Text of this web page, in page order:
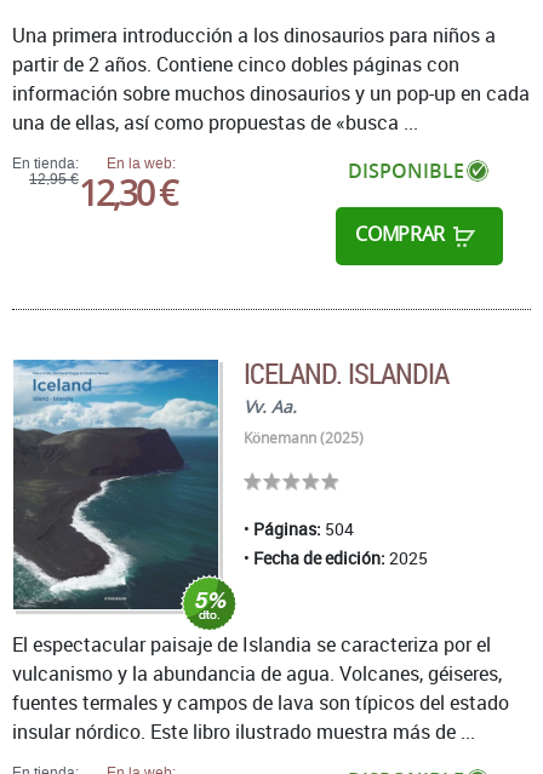
En tienda:
12,95 €
En la web:
12,30 € DISPONIBLE
COMPRAR
Una primera introducción a los dinosaurios para niños a
partir de 2 años. Contiene cinco dobles páginas con
información sobre muchos dinosaurios y un pop-up en cada
una de ellas, así como propuestas de «busca ...
ICELAND. ISLANDIA
Vv. Aa.
Könemann (2025)
Páginas: 504
Fecha de edición: 2025
El espectacular paisaje de Islandia se caracteriza por el
vulcanismo y la abundancia de agua. Volcanes, géiseres,
fuentes termales y campos de lava son típicos del estado
insular nórdico. Este libro ilustrado muestra más de ...